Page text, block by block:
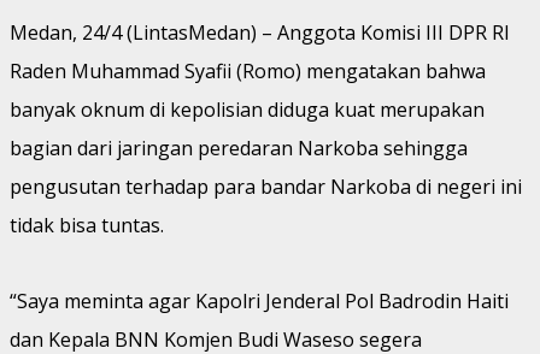
Medan, 24/4 (LintasMedan) – Anggota Komisi III DPR RI
Raden Muhammad Syafii (Romo) mengatakan bahwa
banyak oknum di kepolisian diduga kuat merupakan
bagian dari jaringan peredaran Narkoba sehingga
pengusutan terhadap para bandar Narkoba di negeri ini
tidak bisa tuntas.
“Saya meminta agar Kapolri Jenderal Pol Badrodin Haiti
dan Kepala BNN Komjen Budi Waseso segera